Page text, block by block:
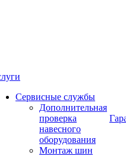
Сервисные службы
Дополнительная
проверка
навесного
оборудования
Монтаж шин